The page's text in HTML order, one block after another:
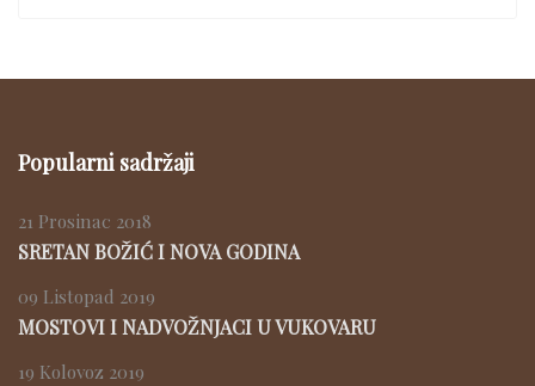
Popularni sadržaji
21 Prosinac 2018
SRETAN BOŽIĆ I NOVA GODINA
09 Listopad 2019
MOSTOVI I NADVOŽNJACI U VUKOVARU
19 Kolovoz 2019